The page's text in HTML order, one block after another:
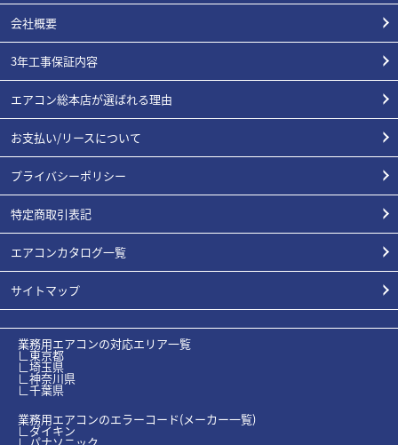
会社概要
3年工事保証内容
エアコン総本店が選ばれる理由
お支払い/リースについて
プライバシーポリシー
特定商取引表記
エアコンカタログ一覧
サイトマップ
業務用エアコンの対応エリア一覧
∟東京都
∟埼玉県
∟神奈川県
∟千葉県
業務用エアコンのエラーコード(メーカー一覧)
∟ダイキン
∟パナソニック